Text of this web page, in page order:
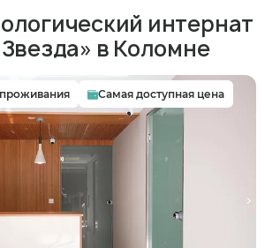
интернат
в Коломне
Самая доступная цена